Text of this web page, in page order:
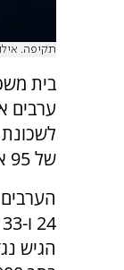
תקיפה.
בית
ערבים
של 95 אלף שקלים.
הגיש